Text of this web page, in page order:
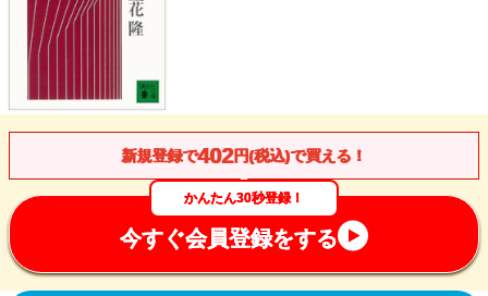
新規登録で402円(税込)で買える！
かんたん30秒登録！
今すぐ会員登録をする